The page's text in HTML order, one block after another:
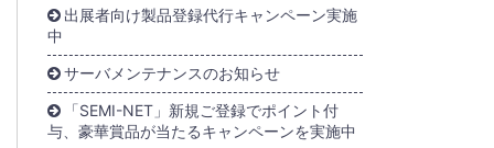
出展者向け製品登録代行キャンペーン実施
中
サーバメンテナンスのお知らせ
「SEMI-NET」新規ご登録でポイント付
与、豪華賞品が当たるキャンペーンを実施中